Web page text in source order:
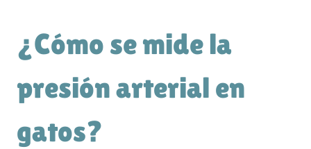
¿Cómo se mide la
presión arterial en
gatos?